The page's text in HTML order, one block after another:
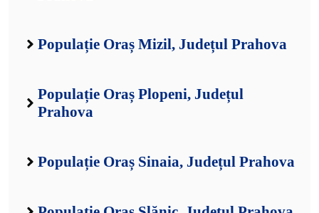
Populație Oraș Mizil, Județul Prahova
Populație Oraș Plopeni, Județul
Prahova
Populație Oraș Sinaia, Județul Prahova